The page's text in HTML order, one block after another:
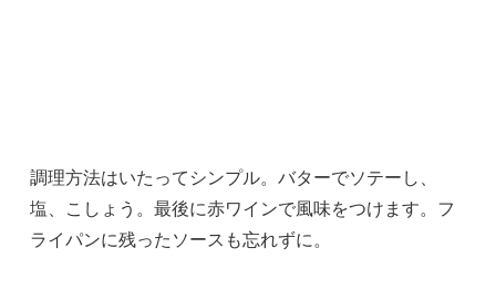
調理方法はいたってシンプル。バターでソテーし、
塩、こしょう。最後に赤ワインで風味をつけます。フ
ライパンに残ったソースも忘れずに。